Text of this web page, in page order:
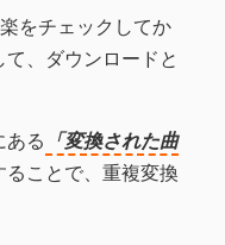
をチェックしてか
、ダウンロードと
ある 「変換された曲
ことで、重複変換